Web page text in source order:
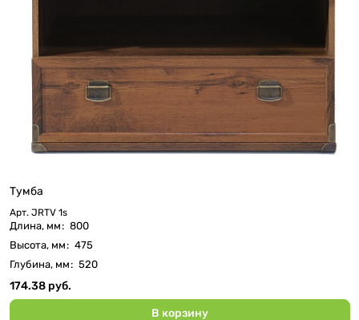
Тумба
Арт. JRTV 1s
Длина, мм: 800
Высота, мм: 475
Глубина, мм: 520
174.38 руб.
В корзину